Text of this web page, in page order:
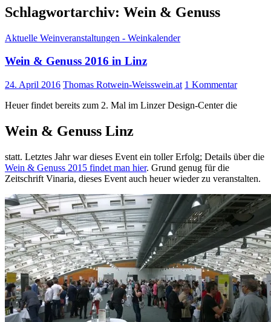
Schlagwortarchiv: Wein & Genuss
Aktuelle Weinveranstaltungen - Weinkalender
Wein & Genuss 2016 in Linz
24. April 2016 Thomas Rotwein-Weisswein.at 1 Kommentar
Heuer findet bereits zum 2. Mal im Linzer Design-Center die
Wein & Genuss Linz
statt. Letztes Jahr war dieses Event ein toller Erfolg; Details über die
Wein & Genuss 2015 findet man hier. Grund genug für die
Zeitschrift Vinaria, dieses Event auch heuer wieder zu veranstalten.